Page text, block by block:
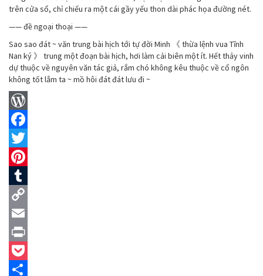
trên cửa sổ, chỉ chiếu ra một cái gầy yếu thon dài phác họa đường nét.
—— đề ngoại thoại ——
Sao sao đát ~ văn trung bài hịch tới tự đời Minh 《 thừa lệnh vua Tĩnh
Nan ký 》 trung một đoạn bài hịch, hơi làm cải biên một ít. Hết thảy vinh
dự thuộc về nguyên văn tác giả, rắm chó không kêu thuộc về cổ ngôn
không tốt lắm ta ~ mồ hôi đát đát lưu đi ~
WordPress
Facebook
Twitter
Pinterest
Tumblr
Copy
Link
Email
Print
Pocket